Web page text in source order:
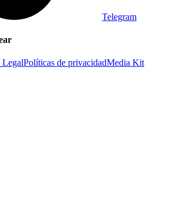
Telegram
LegalPolíticas de privacidadMedia Kit